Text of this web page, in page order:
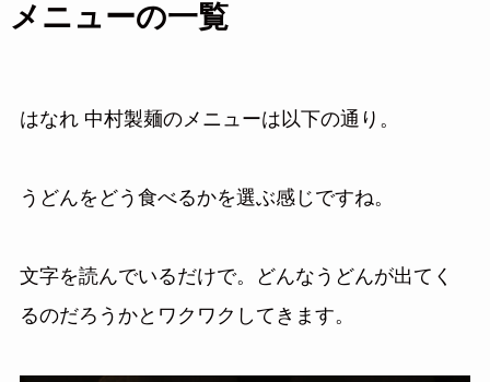
メニューの一覧
はなれ 中村製麺のメニューは以下の通り。
うどんをどう食べるかを選ぶ感じですね。
文字を読んでいるだけで。どんなうどんが出てく
るのだろうかとワクワクしてきます。